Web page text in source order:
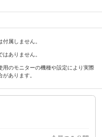
属しません。
ありません。
のモニターの機種や設定により実際
あります。